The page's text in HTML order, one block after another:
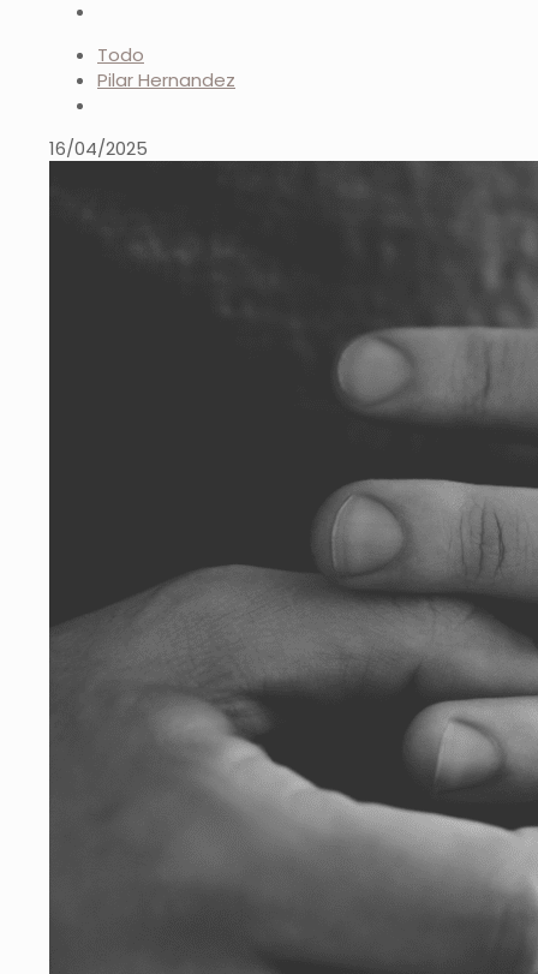
Todo
Pilar Hernandez
16/04/2025